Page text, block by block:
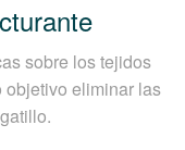
sobre los tejidos
objetivo eliminar las